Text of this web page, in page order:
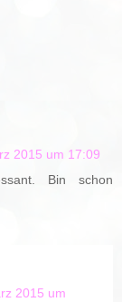
2015 um 17:09
Bin schon
2015 um